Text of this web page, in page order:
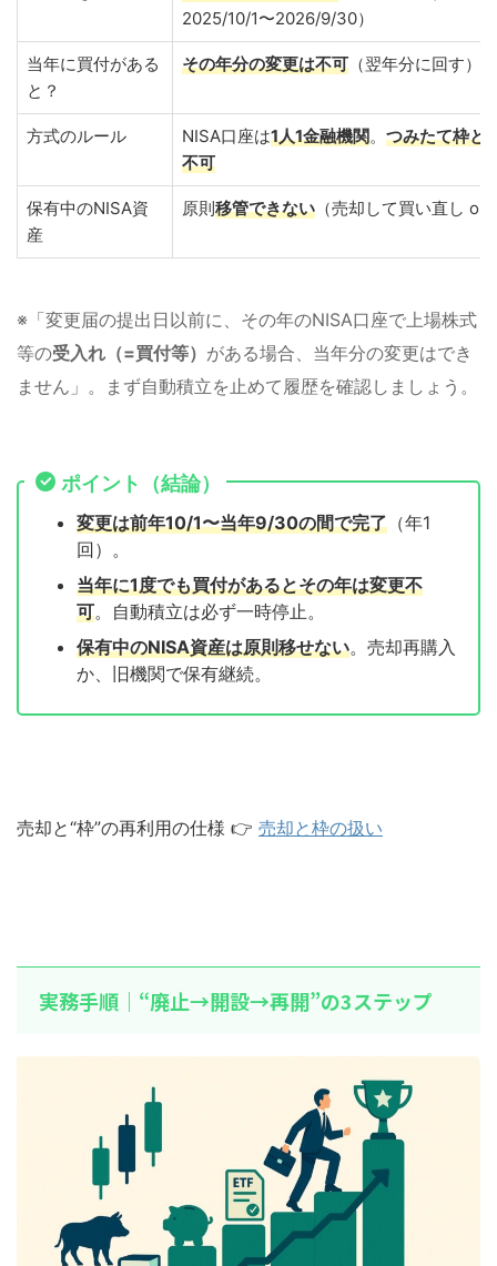
2025/10/1〜2026/9/30）
当年に買付がある
と？
その年分の変更は不可 （翌年分に回す）
方式のルール NISA口座は1人1金融機関。 つみたて枠と
不可
保有中のNISA資
産
原則 移管できない （売却して買い直し
※「変更届の提出日以前に、その年のNISA口座で上場株式
等の受入れ（=買付等） がある場合、当年分の変更はでき
ません」。まず自動積立を止めて履歴を確認しましょう。
ポイント（結論）
変更は前年10/1〜当年9/30の間で完了 （年1
回）。
当年に1度でも買付があるとその年は変更不
可。自動積立は必ず一時停止。
保有中のNISA資産は原則移せない。売却再購入
か、旧機関で保有継続。
売却と“枠”の再利用の仕様 👉 売却と枠の扱い
実務手順｜“廃止→開設→再開”の3ステップ